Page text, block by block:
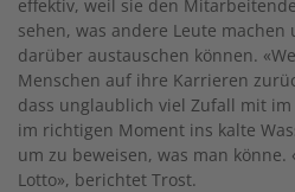
effektiv, weil sie den
sehen, was andere Leute
darüber austauschen können.
Menschen auf ihre Karrieren
dass unglaublich viel Zufall mit
im richtigen Moment ins kalte
um zu beweisen, was man könne.
Lotto», berichtet Trost.